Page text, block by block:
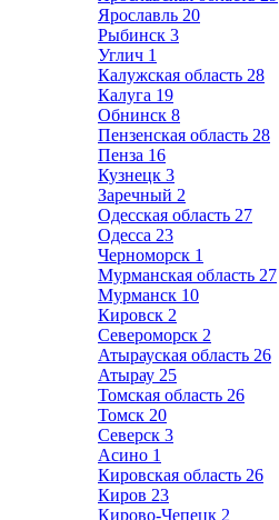
Ярославль 20
Рыбинск 3
Углич 1
Калужская область 28
Калуга 19
Обнинск 8
Пензенская область 28
Пенза 16
Кузнецк 3
Заречный 2
Одесская область 27
Одесса 23
Черноморск 1
Мурманская область 27
Мурманск 10
Кировск 2
Североморск 2
Атырауская область 26
Атырау 25
Томская область 26
Томск 20
Северск 3
Асино 1
Кировская область 26
Киров 23
Кирово-Чепецк 2